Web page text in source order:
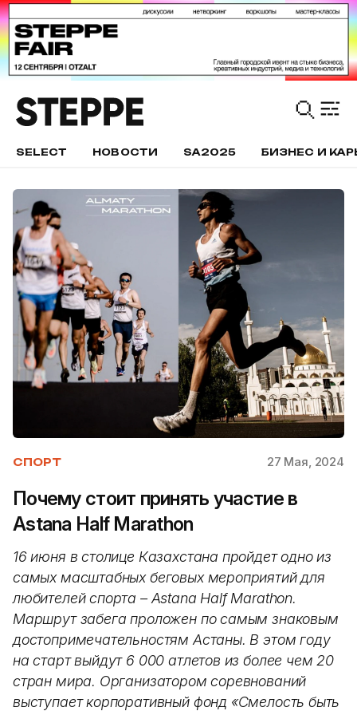
SELECT НОВОСТИ SA2025 БИЗНЕС И
СПОРТ 27 Мая, 2024
Почему стоит принять участие в
Astana Half Marathon
16 июня в столице Казахстана пройдет одно из
самых масштабных беговых мероприятий для
любителей спорта – Astana Half Marathon.
Маршрут забега проложен по самым знаковым
достопримечательностям Астаны. В этом году
на старт выйдут 6 000 атлетов из более чем 20
стран мира. Организатором соревнований
выступает корпоративный фонд «Смелость быть